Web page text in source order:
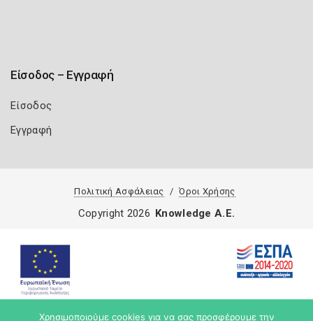
Είσοδος – Εγγραφή
Είσοδος
Εγγραφή
Πολιτική Ασφάλειας Όροι Χρήσης
Χρησιμοποιούμε cookies για να σας προσφέρουμε την
Copyright 2026 Knowledge A.E.